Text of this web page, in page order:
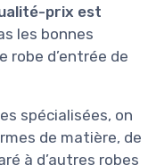
prix est
les bonnes
robe d’entrée de
spécialisées, on
de matière, de
à d’autres robes